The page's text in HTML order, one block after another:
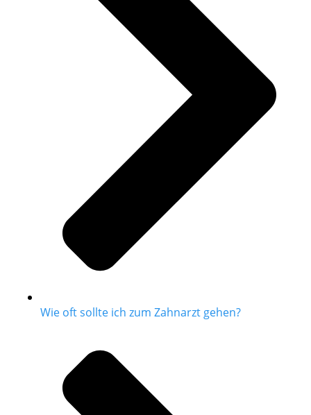
Wie oft sollte ich zum Zahnarzt gehen?